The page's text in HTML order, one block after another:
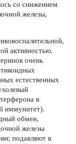
со снижением
железы,
активностью.
очень
естественных
в
иммунитет).
обмен,
железы
подавляют в